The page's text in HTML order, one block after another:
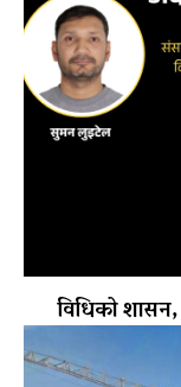
विधिको शासन,